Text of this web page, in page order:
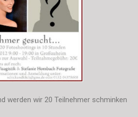
werden wir 20 Teilnehmer schminken